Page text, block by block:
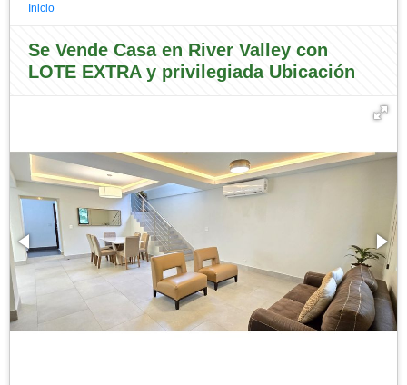
Inicio
Se Vende Casa en River Valley con
LOTE EXTRA y privilegiada Ubicación